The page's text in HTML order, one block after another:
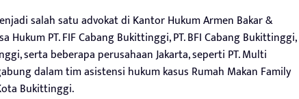
salah satu advokat di Kantor Hukum Armen Bakar &
Hukum PT. FIF Cabang Bukittinggi, PT. BFI Cabang Bukittinggi,
serta beberapa perusahaan Jakarta, seperti PT. Multi
dalam tim asistensi hukum kasus Rumah Makan Family
Bukittinggi.